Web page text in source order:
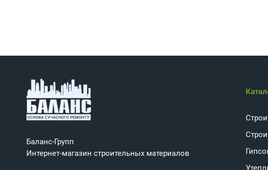
Баланс-Групп
Интернет-магазин строительных материалов